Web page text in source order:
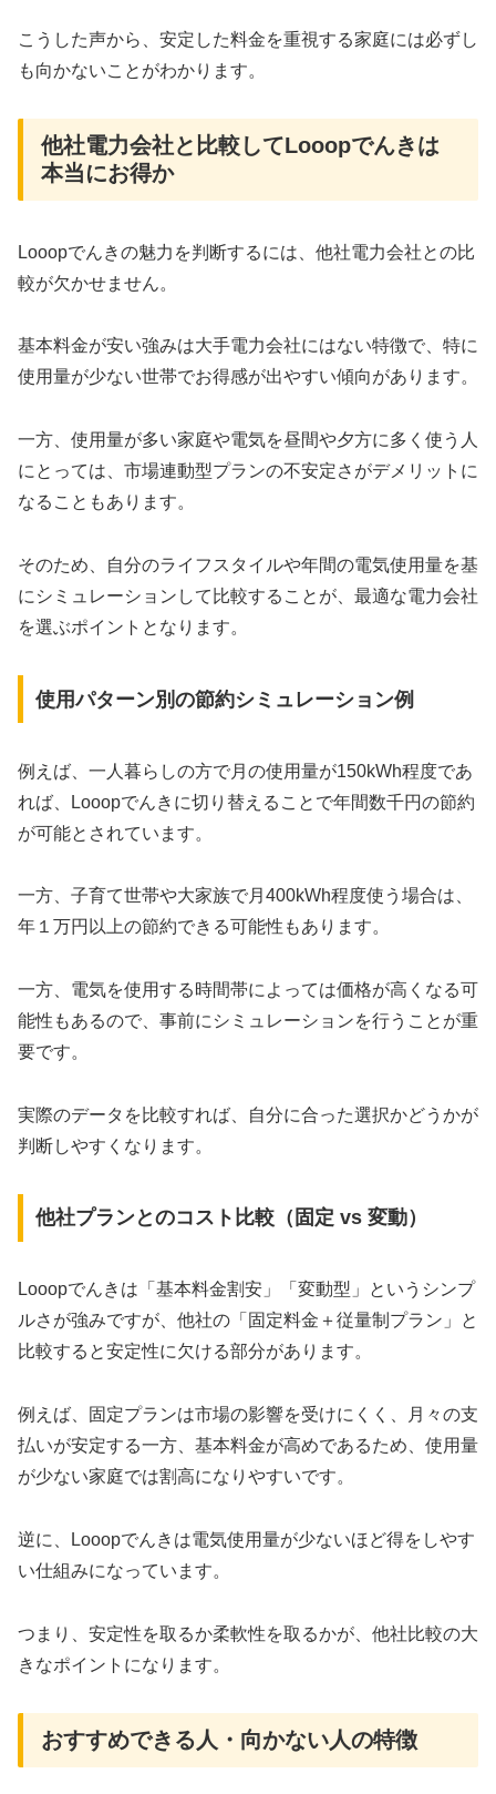
こうした声から、安定した料金を重視する家庭には必ずし
も向かないことがわかります。
他社電力会社と比較してLooopでんきは
本当にお得か
Looopでんきの魅力を判断するには、他社電力会社との比
較が欠かせません。
基本料金が安い強みは大手電力会社にはない特徴で、特に
使用量が少ない世帯でお得感が出やすい傾向があります。
一方、使用量が多い家庭や電気を昼間や夕方に多く使う人
にとっては、市場連動型プランの不安定さがデメリットに
なることもあります。
そのため、自分のライフスタイルや年間の電気使用量を基
にシミュレーションして比較することが、最適な電力会社
を選ぶポイントとなります。
使用パターン別の節約シミュレーション例
例えば、一人暮らしの方で月の使用量が150kWh程度であ
れば、Looopでんきに切り替えることで年間数千円の節約
が可能とされています。
一方、子育て世帯や大家族で月400kWh程度使う場合は、
年１万円以上の節約できる可能性もあります。
一方、電気を使用する時間帯によっては価格が高くなる可
能性もあるので、事前にシミュレーションを行うことが重
要です。
実際のデータを比較すれば、自分に合った選択かどうかが
判断しやすくなります。
他社プランとのコスト比較（固定 vs 変動）
Looopでんきは「基本料金割安」「変動型」というシンプ
ルさが強みですが、他社の「固定料金＋従量制プラン」と
比較すると安定性に欠ける部分があります。
例えば、固定プランは市場の影響を受けにくく、月々の支
払いが安定する一方、基本料金が高めであるため、使用量
が少ない家庭では割高になりやすいです。
逆に、Looopでんきは電気使用量が少ないほど得をしやす
い仕組みになっています。
つまり、安定性を取るか柔軟性を取るかが、他社比較の大
きなポイントになります。
おすすめできる人・向かない人の特徴